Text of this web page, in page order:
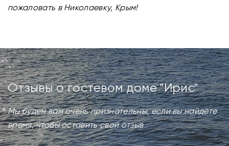
пожаловать в Николаевку, Крым!
Отзывы о гостевом доме "Ирис"
Мы будем вам очень признательны, если вы найдёте
время, чтобы оставить свой отзыв